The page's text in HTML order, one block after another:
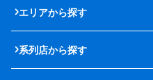
エリアから探す
系列店から探す